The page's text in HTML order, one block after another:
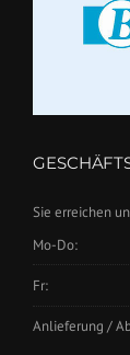
Sie erreichen
Mo-Do:
Fr:
Anlieferung /